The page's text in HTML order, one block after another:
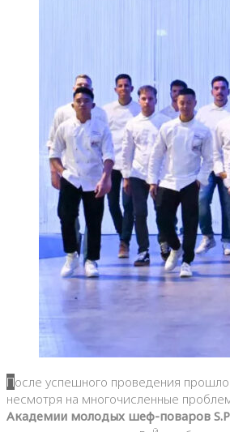
После успешного проведения прошлогоднего конкурса, и
несмотря на многочисленные
Академии молодых шеф-поваров